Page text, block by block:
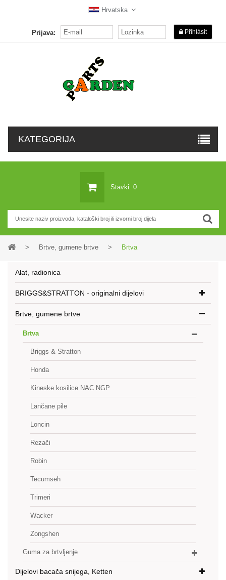
Hrvatska
Prijava: Přihlásit
KATEGORIJA
Stavki: 0
> Brtve, gumene brtve > Brtva
Alat, radionica
BRIGGS&STRATTON - originalni dijelovi
Brtve, gumene brtve
Brtva
Briggs & Stratton
Honda
Kineske kosilice NAC NGP
Lančane pile
Loncin
Rezači
Robin
Tecumseh
Trimeri
Wacker
Zongshen
Guma za brtvljenje
Dijelovi bacača snijega, Ketten